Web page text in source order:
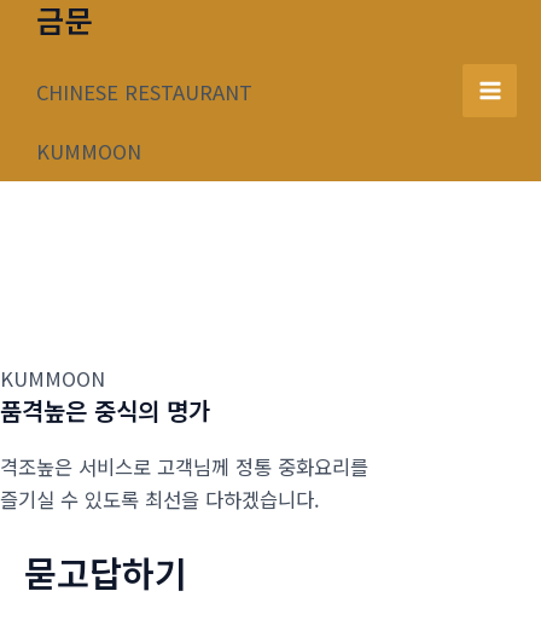
너
금문
CHINESE RESTAURANT
KUMMOON
Main
KUMMOON
품격높은 중식의 명가
격조높은 서비스로 고객님께 정통 중화요리를
즐기실 수 있도록 최선을 다하겠습니다.
묻고답하기